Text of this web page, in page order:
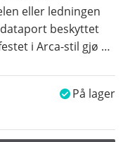
eller ledningen
beskyttet
i Arca-stil gjø …
På lager